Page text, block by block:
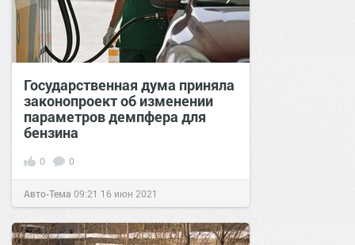
Государственная дума приняла
законопроект об изменении
параметров демпфера для
бензина
0 0
Авто-Тема 09:21 16 июн 2021